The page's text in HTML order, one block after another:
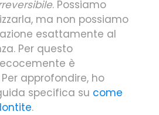
. Possiamo
ma non possiamo
esattamente al
Per questo
è
approfondire, ho
specifica su come
.